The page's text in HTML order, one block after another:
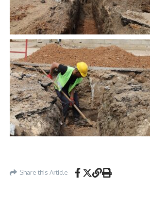
Share this Article